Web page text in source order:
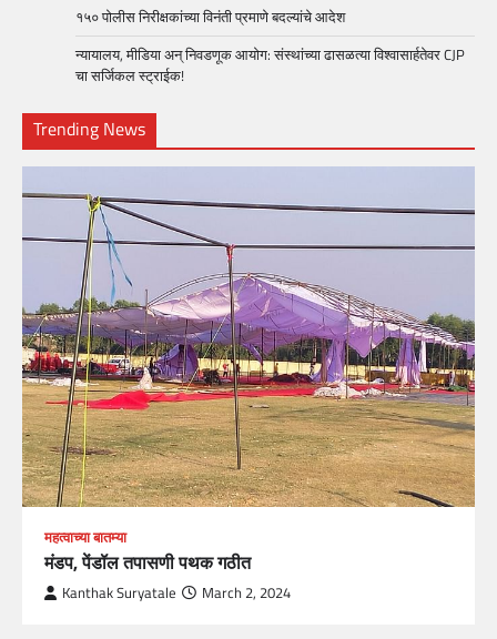
१५० पोलीस निरीक्षकांच्या विनंती प्रमाणे बदल्यांचे आदेश
न्यायालय, मीडिया अन् निवडणूक आयोग: संस्थांच्या ढासळत्या विश्वासार्हतेवर CJP
चा सर्जिकल स्ट्राईक!
Trending News
महत्वाच्या बातम्या
मंडप, पेंडॉल तपासणी पथक गठीत
Kanthak Suryatale March 2, 2024